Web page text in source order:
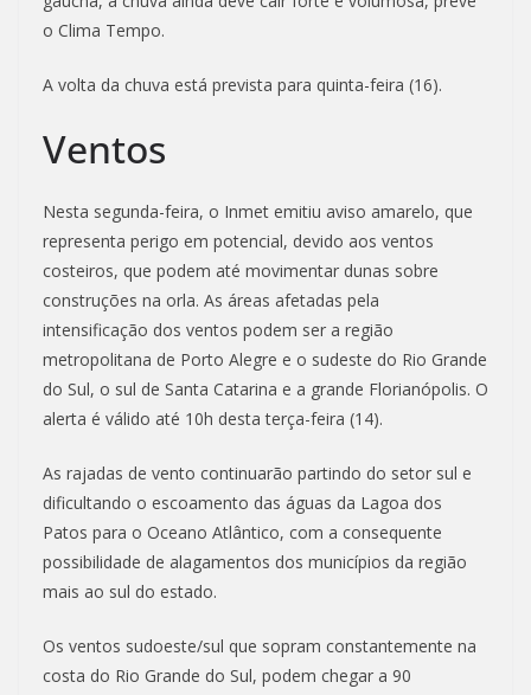
o Clima Tempo.
A volta da chuva está prevista para quinta-feira (16).
Ventos
Nesta segunda-feira, o Inmet emitiu aviso amarelo, que
representa perigo em potencial, devido aos ventos
costeiros, que podem até movimentar dunas sobre
construções na orla. As áreas afetadas pela
intensificação dos ventos podem ser a região
metropolitana de Porto Alegre e o sudeste do Rio Grande
do Sul, o sul de Santa Catarina e a grande Florianópolis. O
alerta é válido até 10h desta terça-feira (14).
As rajadas de vento continuarão partindo do setor sul e
dificultando o escoamento das águas da Lagoa dos
Patos para o Oceano Atlântico, com a consequente
possibilidade de alagamentos dos municípios da região
mais ao sul do estado.
Os ventos sudoeste/sul que sopram constantemente na
costa do Rio Grande do Sul, podem chegar a 90